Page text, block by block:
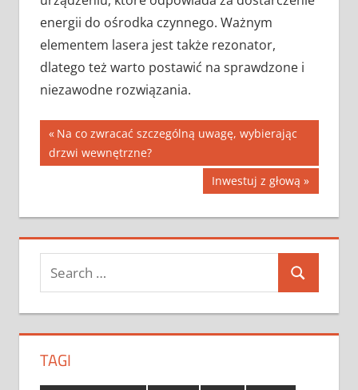
energii do ośrodka czynnego. Ważnym
elementem lasera jest także rezonator,
dlatego też warto postawić na sprawdzone i
niezawodne rozwiązania.
Nawigacja
wpisu
Previous
Post:
Na co zwracać szczególną uwagę, wybierając
drzwi wewnętrzne?
Next
Post:
Inwestuj z głową
Search
for:
Search
TAGI